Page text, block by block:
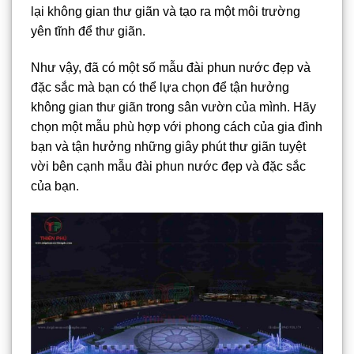
lại không gian thư giãn và tạo ra một môi trường
yên tĩnh để thư giãn.
Như vậy, đã có một số mẫu đài phun nước đẹp và
đặc sắc mà bạn có thể lựa chọn để tận hưởng
không gian thư giãn trong sân vườn của mình. Hãy
chọn một mẫu phù hợp với phong cách của gia đình
bạn và tận hưởng những giây phút thư giãn tuyệt
vời bên cạnh mẫu đài phun nước đẹp và đặc sắc
của bạn.